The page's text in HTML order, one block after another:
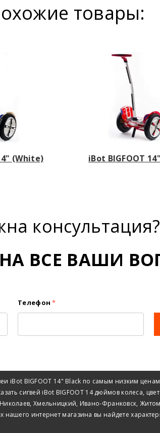
товары:
(White) iBot BIGFOOT
консультация?
ВСЕ ВАШИ
Телефон *
iBot BIGFOOT 14" Black по самым низким
сигвей iBot BIGFOOT 14 дюймов колеса,
Хмельницкий, Ивано-Франковск,
интернет магазина вы найдете